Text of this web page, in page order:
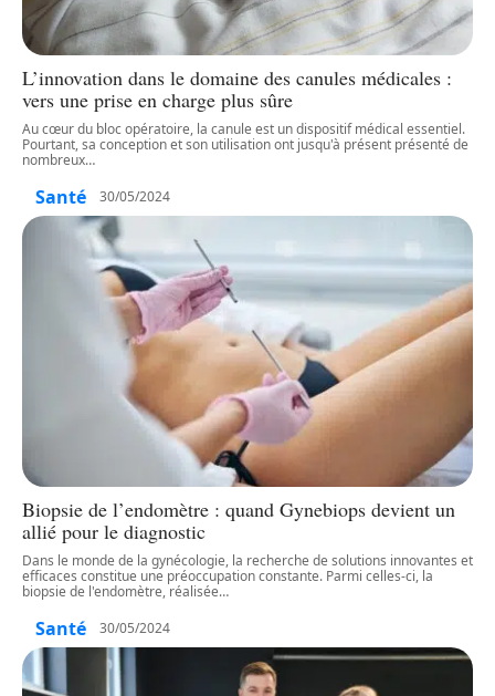
L’innovation dans le domaine des canules médicales :
vers une prise en charge plus sûre
Au cœur du bloc opératoire, la canule est un dispositif médical essentiel.
Pourtant, sa conception et son utilisation ont jusqu'à présent présenté de
nombreux…
Santé 30/05/2024
Biopsie de l’endomètre : quand Gynebiops devient un
allié pour le diagnostic
Dans le monde de la gynécologie, la recherche de solutions innovantes et
efficaces constitue une préoccupation constante. Parmi celles-ci, la
biopsie de l'endomètre, réalisée…
Santé 30/05/2024